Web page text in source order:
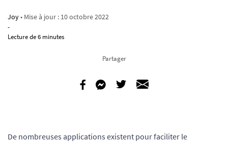
Joy• Mise à jour : 10 octobre 2022
-
Lecture de 6 minutes
Partager
De nombreuses applications existent pour faciliter le